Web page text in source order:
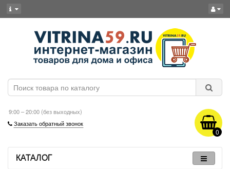
9:00 – 20:00 (без выходных)
Заказать обратный звонок
0
КАТАЛОГ